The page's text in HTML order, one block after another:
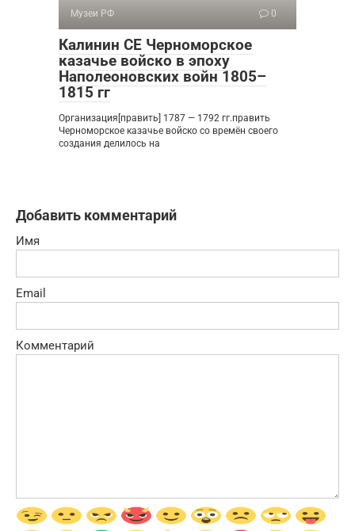
Музеи РФ 0
Калинин СЕ Черноморское
казачье войско в эпоху
Наполеоновских войн 1805–
1815 гг
Организация[править] 1787 — 1792 гг.править
Черноморское казачье войско со времён своего
создания делилось на
Добавить комментарий
Имя
Email
Комментарий